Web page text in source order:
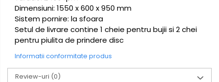
Dimensiuni: 1550 x 600 x 950 mm
Sistem pornire: la sfoara
Setul de livrare contine 1 cheie pentru bujii si 2 chei
pentru piulita de prindere disc
Informatii conformitate produs
Review-uri (0)